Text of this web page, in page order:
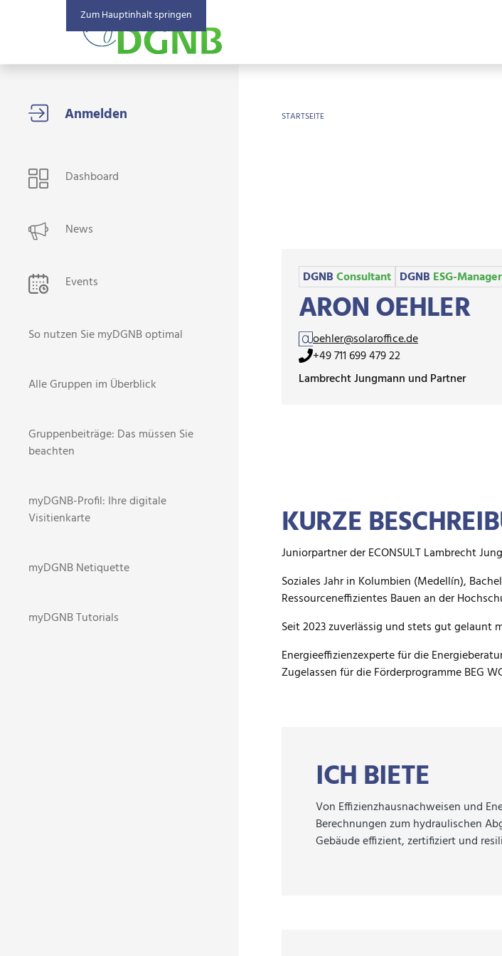
Zum Hauptinhalt springen
BROTKRÜMEL
STARTSEITE
ARON OEHLER
DGNBConsultant DGNB ESG-Manager
oehler@solaroffice.de
+49 711 699 479 22
Lambrecht Jungmann und Partner
KURZE
Juniorpartner der ECONSULT Lambrecht
Soziales Jahr in Kolumbien (Medellín),
Ressourceneffizientes Bauen an der
Seit 2023 zuverlässig und stets gut gelaunt
Energieeffizienzexperte für die
Zugelassen für die Förderprogramme BEG
ICH BIETE
Von Effizienzhausnachweisen und
Berechnungen zum hydraulischen
Gebäude effizient, zertifiziert und
USER NAVIGATION
Dashboard
News
Events
So nutzen Sie myDGNB optimal
Alle Gruppen im Überblick
Gruppenbeiträge: Das müssen Sie
beachten
myDGNB-Profil: Ihre digitale
Visitienkarte
myDGNB Netiquette
myDGNB Tutorials